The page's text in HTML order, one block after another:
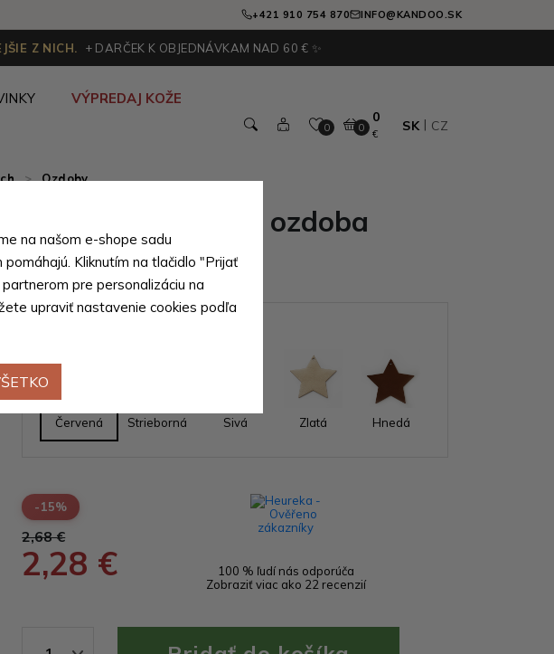
+421 910 754 870 INFO@KANDOO.SK
Z NICH. + DARČEK K OBJEDNÁVKAM NAD 60 € ✨
VÝPREDAJ KOŽE
0 0
0
€
SK CZ
> Ozdoby
Červená vianočná ozdoba
hviezda Gallo
Červená Strieborná Sivá Zlatá Hnedá
-15%
2,68 €
2,28 €
100 % ľudí nás odporúča
Zobraziť viac ako 22 recenzií
na našom e-shope sadu
Kliknutím na tlačidlo "Prijať
pre personalizáciu na
upraviť nastavenie cookies podľa